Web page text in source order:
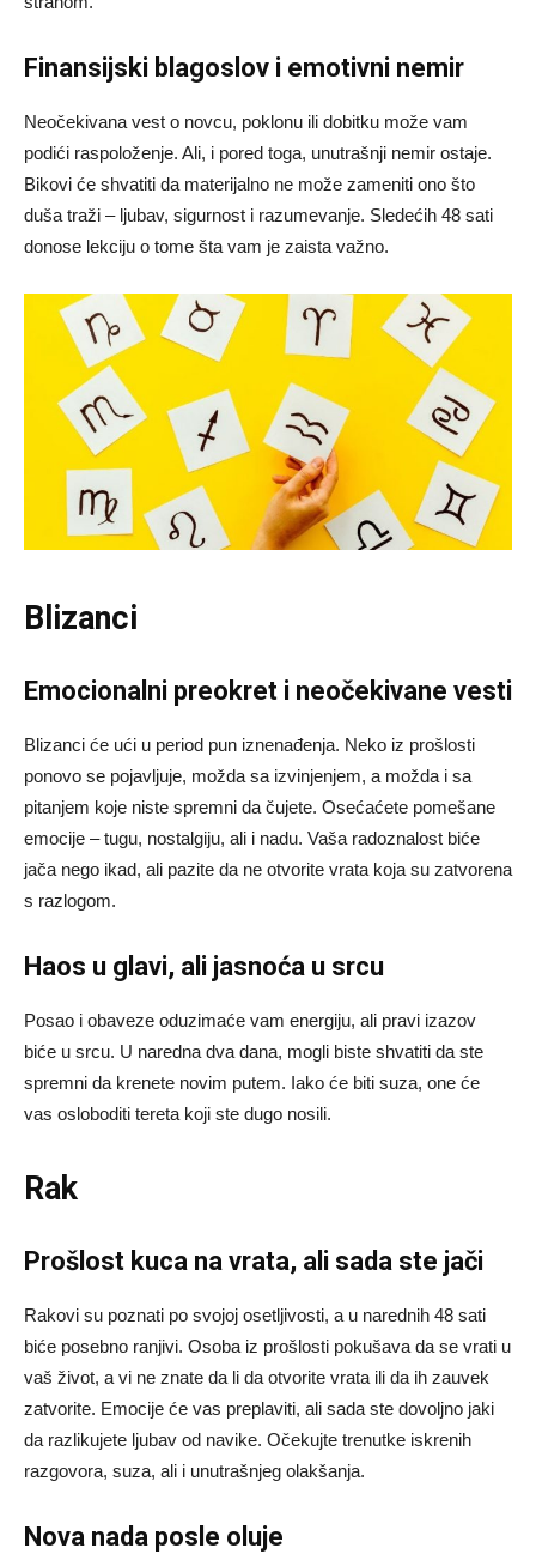
Finansijski blagoslov i emotivni nemir
Neočekivana vest o novcu, poklonu ili dobitku može vam
podići raspoloženje. Ali, i pored toga, unutrašnji nemir ostaje.
Bikovi će shvatiti da materijalno ne može zameniti ono što
duša traži – ljubav, sigurnost i razumevanje. Sledećih 48 sati
donose lekciju o tome šta vam je zaista važno.
Blizanci
Emocionalni preokret i neočekivane vesti
Blizanci će ući u period pun iznenađenja. Neko iz prošlosti
ponovo se pojavljuje, možda sa izvinjenjem, a možda i sa
pitanjem koje niste spremni da čujete. Osećaćete pomešane
emocije – tugu, nostalgiju, ali i nadu. Vaša radoznalost biće
jača nego ikad, ali pazite da ne otvorite vrata koja su zatvorena
s razlogom.
Haos u glavi, ali jasnoća u srcu
Posao i obaveze oduzimaće vam energiju, ali pravi izazov
biće u srcu. U naredna dva dana, mogli biste shvatiti da ste
spremni da krenete novim putem. Iako će biti suza, one će
vas osloboditi tereta koji ste dugo nosili.
Rak
Prošlost kuca na vrata, ali sada ste jači
Rakovi su poznati po svojoj osetljivosti, a u narednih 48 sati
biće posebno ranjivi. Osoba iz prošlosti pokušava da se vrati u
vaš život, a vi ne znate da li da otvorite vrata ili da ih zauvek
zatvorite. Emocije će vas preplaviti, ali sada ste dovoljno jaki
da razlikujete ljubav od navike. Očekujte trenutke iskrenih
razgovora, suza, ali i unutrašnjeg olakšanja.
Nova nada posle oluje